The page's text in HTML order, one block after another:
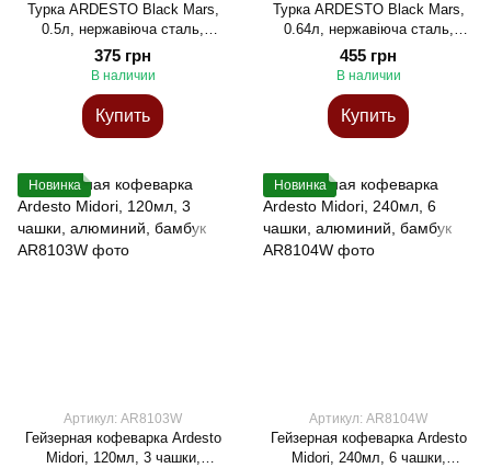
Турка ARDESTO Black Mars,
0.5л, нержавіюча сталь,
бакеліт
375 грн
В наличии
Купить
Турка ARDESTO Black Mars,
0.64л, нержавіюча сталь,
бакеліт
455 грн
В наличии
Купить
Новинка
Артикул: AR8103W
Гейзерная кофеварка Ardesto
Midori, 120мл, 3 чашки,
Новинка
Артикул: AR8104W
Гейзерная кофеварка Ardesto
Midori, 240мл, 6 чашки,